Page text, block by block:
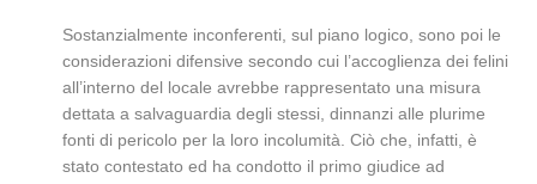
Sostanzialmente inconferenti, sul piano logico, sono poi le
considerazioni difensive secondo cui l’accoglienza dei felini
all’interno del locale avrebbe rappresentato una misura
dettata a salvaguardia degli stessi, dinnanzi alle plurime
fonti di pericolo per la loro incolumità. Ciò che, infatti, è
stato contestato ed ha condotto il primo giudice ad